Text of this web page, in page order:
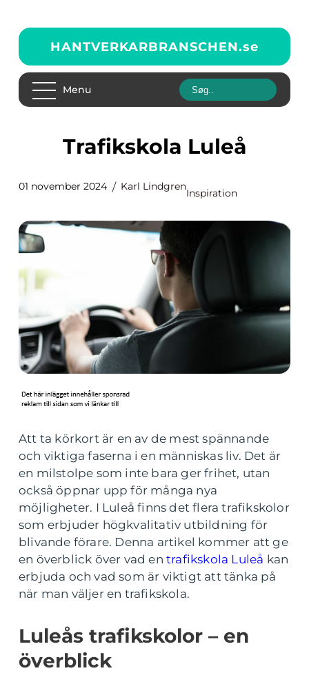
HANTVERKARBRANSCHEN.se
Menu
Trafikskola Luleå
01 november 2024 Karl Lindgren
Inspiration
Att ta körkort är en av de mest spännande
och viktiga faserna i en människas liv. Det är
en milstolpe som inte bara ger frihet, utan
också öppnar upp för många nya
möjligheter. I Luleå finns det flera trafikskolor
som erbjuder högkvalitativ utbildning för
blivande förare. Denna artikel kommer att ge
en överblick över vad en trafikskola Luleå kan
erbjuda och vad som är viktigt att tänka på
när man väljer en trafikskola.
Luleås trafikskolor – en
överblick